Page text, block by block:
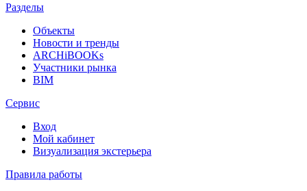
Разделы
Объекты
Новости и тренды
ARCHiBOOKs
Участники рынка
BIM
Сервис
Вход
Мой кабинет
Визуализация экстерьера
Правила работы